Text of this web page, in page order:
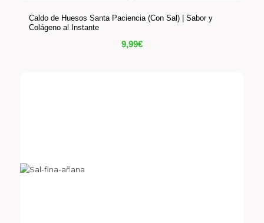
Caldo de Huesos Santa Paciencia (Con Sal) | Sabor y
Colágeno al Instante
9,99€